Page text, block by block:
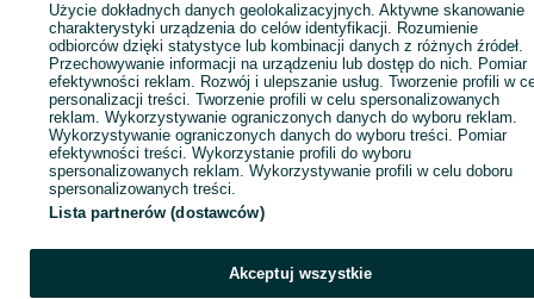
Użycie dokładnych danych geolokalizacyjnych. Aktywne skanowanie
charakterystyki urządzenia do celów identyfikacji. Rozumienie
odbiorców dzięki statystyce lub kombinacji danych z różnych źródeł.
Przechowywanie informacji na urządzeniu lub dostęp do nich. Pomiar
efektywności reklam. Rozwój i ulepszanie usług. Tworzenie profili w
personalizacji treści. Tworzenie profili w celu spersonalizowanych
reklam. Wykorzystywanie ograniczonych danych do wyboru reklam.
Wykorzystywanie ograniczonych danych do wyboru treści. Pomiar
efektywności treści. Wykorzystanie profili do wyboru
spersonalizowanych reklam. Wykorzystywanie profili w celu doboru
spersonalizowanych treści.
Lista partnerów (dostawców)
Akceptuj wszystkie